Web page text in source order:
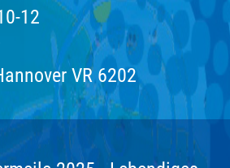
12
VR 6202